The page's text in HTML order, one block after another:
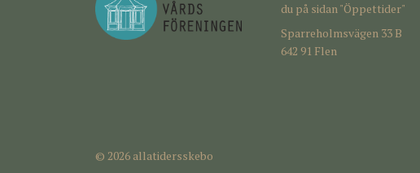
du på sidan "Öppettider"
Sparreholmsvägen 33 B
642 91 Flen
© 2026 allatidersskebo